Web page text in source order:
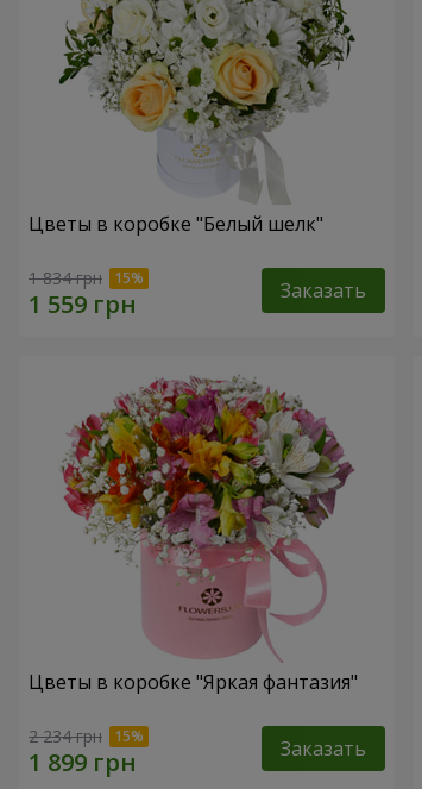
Цветы в коробке "Белый шелк"
1 834 грн Заказать
Цветы в коробке "Яркая фантазия"
2 234 грн Заказать